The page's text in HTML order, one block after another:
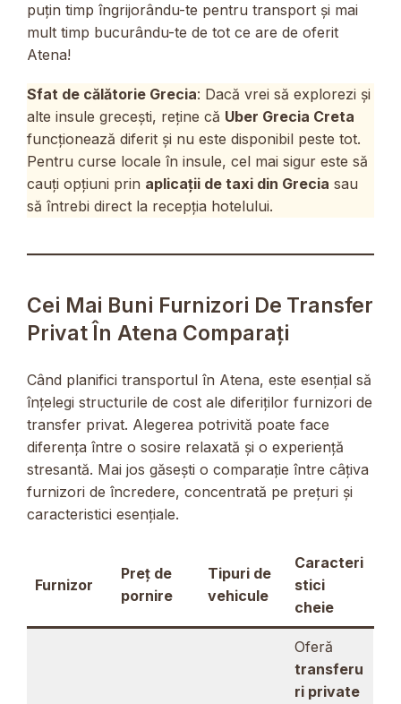
puțin timp îngrijorându-te pentru transport și mai
mult timp bucurându-te de tot ce are de oferit
Atena!
Sfat de călătorie Grecia: Dacă vrei să explorezi și
alte insule grecești, reține că Uber Grecia Creta
funcționează diferit și nu este disponibil peste tot.
Pentru curse locale în insule, cel mai sigur este să
cauți opțiuni prin aplicații de taxi din Grecia sau
să întrebi direct la recepția hotelului.
Cei Mai Buni Furnizori De Transfer
Privat În Atena Comparați
Când planifici transportul în Atena, este esențial să
înțelegi structurile de cost ale diferiților furnizori de
transfer privat. Alegerea potrivită poate face
diferența între o sosire relaxată și o experiență
stresantă. Mai jos găsești o comparație între câțiva
furnizori de încredere, concentrată pe prețuri și
caracteristici esențiale.
Furnizor
Preț de
pornire
Tipuri de
vehicule
Caracteri
stici
cheie
Oferă
transferu
ri private